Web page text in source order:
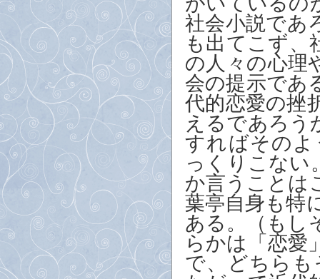
社会小説であ
も出てこず、
の人々の心理
会の提示で
代的恋愛の挫
えるであろう
すればその
っくりこない
か言うことは
葉亭自身も特
ある。（もし
らかは「恋愛
で、どちら